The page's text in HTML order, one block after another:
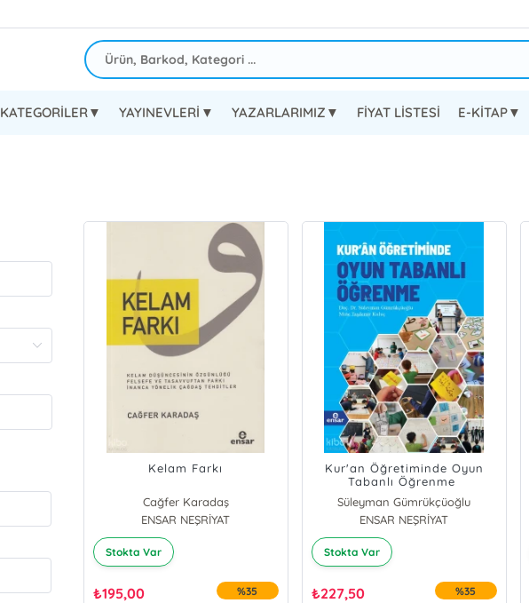
KATEGORİLER▼ YAYINEVLERİ▼ YAZARLARIMIZ▼ FİYAT LİSTESİ E-KİTAP▼
Kelam Farkı
Cağfer Karadaş
ENSAR NEŞRİYAT
Stokta Var
₺195,00 %35
Kur'an Öğretiminde Oyun
Tabanlı Öğrenme
Süleyman Gümrükçüoğlu
Mine Taşdemir Kuluç
ENSAR NEŞRİYAT
Stokta Var
₺227,50 %35